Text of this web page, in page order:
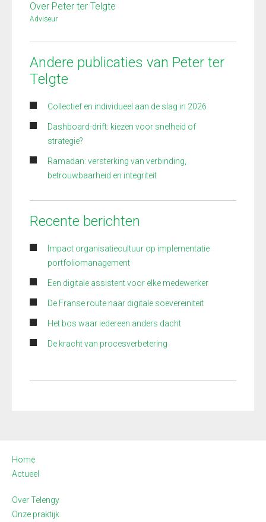
Over Peter ter Telgte
Adviseur
Andere publicaties van Peter ter
Telgte
Collectief en individueel aan de slag in 2026
Dashboard-drift: kiezen voor snelheid of
strategie?
Ramadan: versterking van verbinding,
betrouwbaarheid en integriteit
Recente berichten
Impact organisatiecultuur op implementatie
portfoliomanagement
Een digitale assistent voor elke medewerker
De Franse route naar digitale soevereiniteit
Het bos waar iedereen anders dacht
De kracht van procesverbetering
Home
Actueel
Over Telengy
Onze praktijk